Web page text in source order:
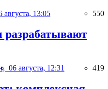
августа, 13:05 550
06 августа, 12:31 419